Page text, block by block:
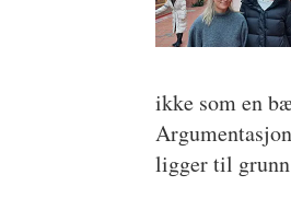
ikke som en
ligger til grunn